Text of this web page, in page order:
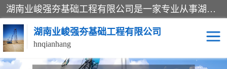
湖南业峻强夯基础工程有限公司是一家专业从事湖南强夯基础工程、强夯机租赁，地基处理的施工单位。业务覆盖：湖南、广东，江西等地。可承接1000KN.m-25000KN.m强夯（置换）工程。公司创始人是国内较早期从事强夯施工的建设者，经过多年的一步一个脚印的发展，在行业内具有较高的度和良好的口碑。
湖南业峻强夯基础工程有限公司
hnqianhang